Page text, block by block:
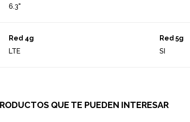
6.3"
Red 4g
LTE
Red 5g
SI
QUE TE PUEDEN INTERESAR